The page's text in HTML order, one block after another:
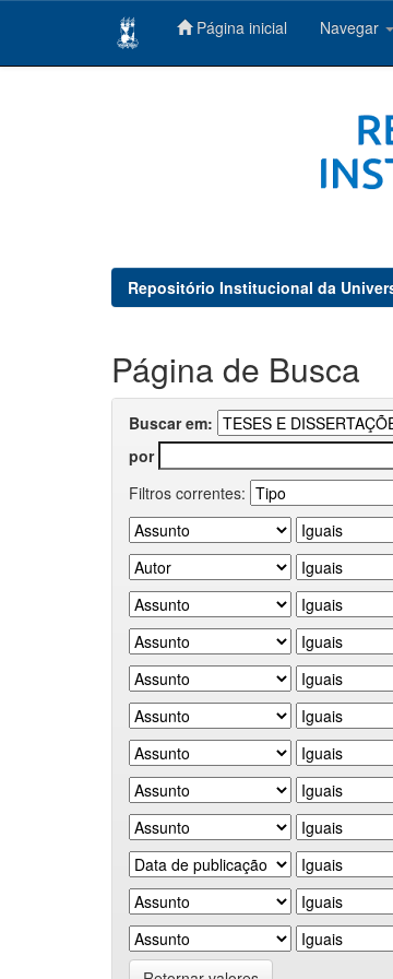
Página inicial Navegar
Repositório Institucional da
Página de Busca
Buscar em:
por
Filtros correntes: